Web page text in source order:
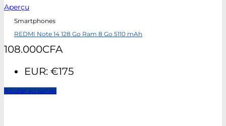
Aperçu
Smartphones
REDMI Note 14 128 Go Ram 8 Go 5110 mAh
108.000CFA
EUR: €175
Ajouter au panier